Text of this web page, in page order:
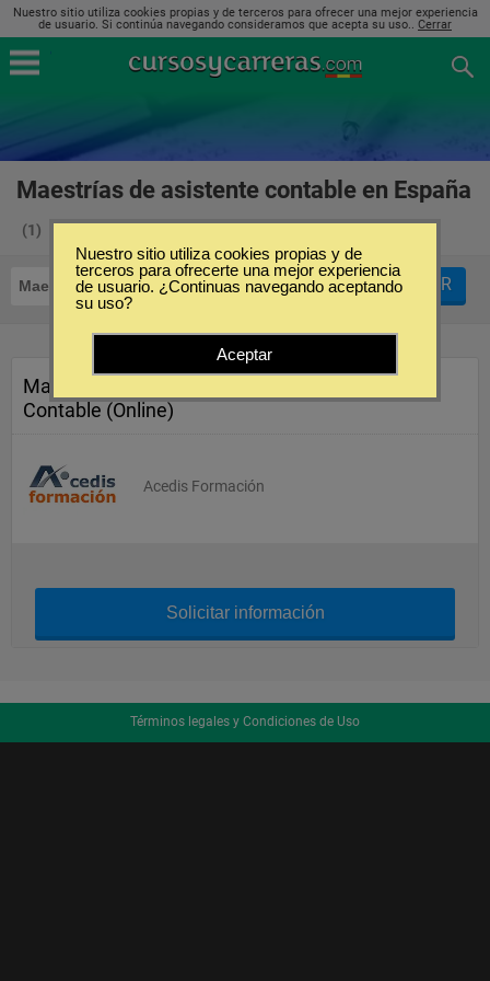
Nuestro sitio utiliza cookies propias y de terceros para ofrecer una mejor experiencia
de usuario. Si continúa navegando consideramos que acepta su uso.. Cerrar
Maestrías de asistente contable en España
(1)
Maestrías Asistente Contable FILTRAR
Master Profesional en Asesoría
Contable (Online)
Acedis Formación
Solicitar información
Términos legales y Condiciones de Uso
Nuestro sitio utiliza cookies propias y de
terceros para ofrecerte una mejor experiencia
de usuario. ¿Continuas navegando aceptando
su uso?
Aceptar